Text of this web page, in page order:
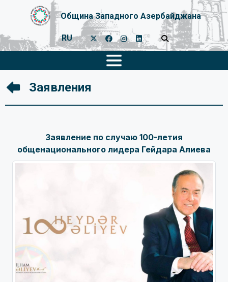
Община Западного Азербайджана
RU
Заявления
Заявление по случаю 100-летия
общенационального лидера Гейдара Алиева